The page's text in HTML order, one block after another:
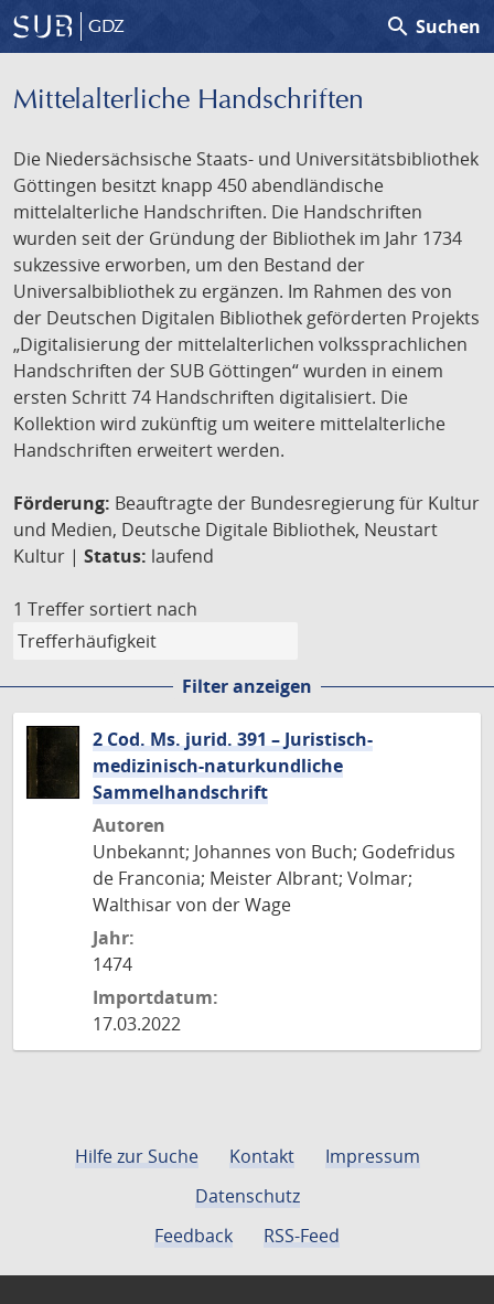
GDZ search Suchen
Mittelalterliche Handschriften
Die Niedersächsische Staats- und Universitätsbibliothek
Göttingen besitzt knapp 450 abendländische
mittelalterliche Handschriften. Die Handschriften
wurden seit der Gründung der Bibliothek im Jahr 1734
sukzessive erworben, um den Bestand der
Universalbibliothek zu ergänzen. Im Rahmen des von
der Deutschen Digitalen Bibliothek geförderten Projekts
„Digitalisierung der mittelalterlichen volkssprachlichen
Handschriften der SUB Göttingen“ wurden in einem
ersten Schritt 74 Handschriften digitalisiert. Die
Kollektion wird zukünftig um weitere mittelalterliche
Handschriften erweitert werden.
Förderung: Beauftragte der Bundesregierung für Kultur
und Medien, Deutsche Digitale Bibliothek, Neustart
Kultur | Status: laufend
1 Treffer sortiert nach
Filter anzeigen
2 Cod. Ms. jurid. 391 – Juristisch-
medizinisch-naturkundliche
Sammelhandschrift
Autoren
Unbekannt; Johannes von Buch; Godefridus
de Franconia; Meister Albrant; Volmar;
Walthisar von der Wage
Jahr:
1474
Importdatum:
17.03.2022
Hilfe zur Suche Kontakt
Impressum
Datenschutz
Feedback
RSS-Feed